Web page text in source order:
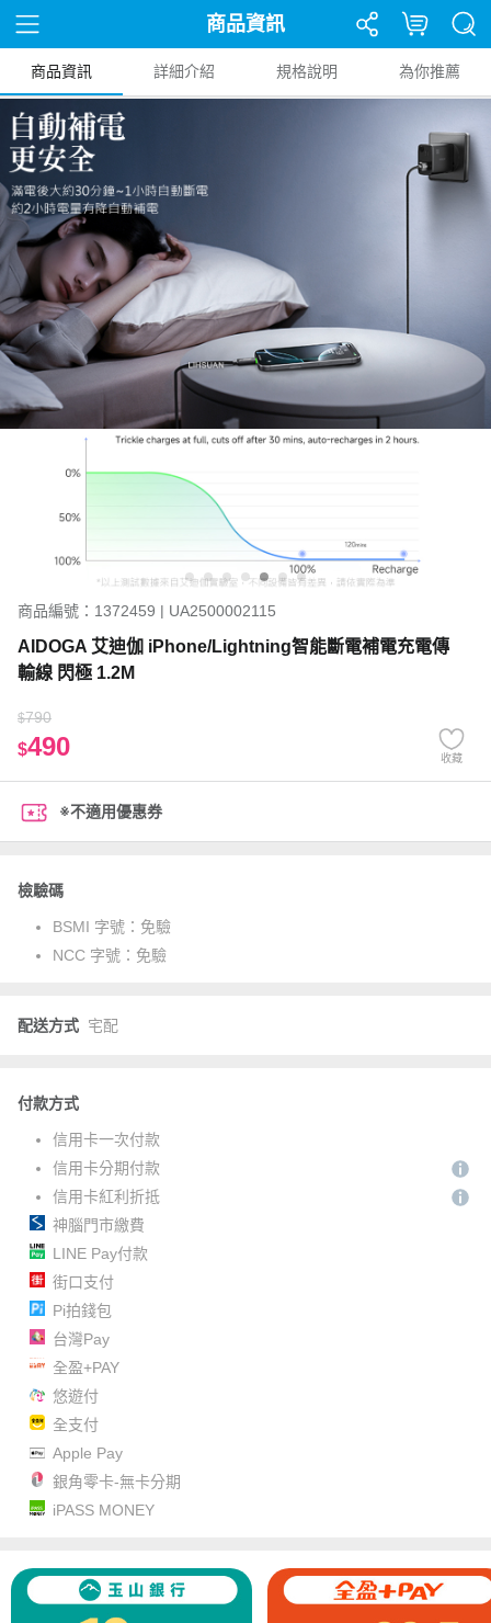
商品資訊
商品資訊 詳細介紹 規格說明 為你推薦
商品編號：1372459 | UA2500002115
AIDOGA 艾迪伽 iPhone/Lightning智能斷電補電充電傳
輸線 閃極 1.2M
$790
$490 收藏
※不適用優惠券
檢驗碼
BSMI 字號： 免驗
NCC 字號： 免驗
配送方式 宅配
付款方式
信用卡一次付款
信用卡分期付款
信用卡紅利折抵
神腦門市繳費
LINE Pay付款
街口支付
Pi拍錢包
台灣Pay
全盈+PAY
悠遊付
全支付
Apple Pay
銀角零卡-無卡分期
iPASS MONEY